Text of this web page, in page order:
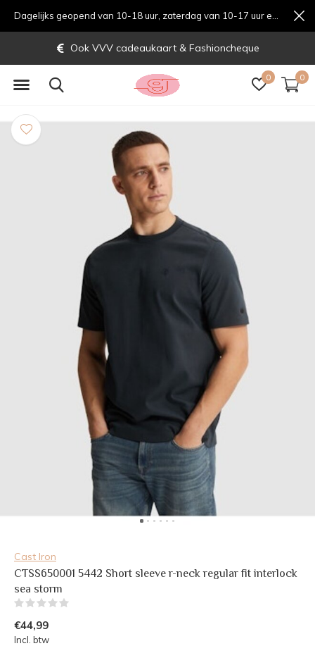
0 0
Ook VVV cadeaukaart & Fashioncheque
Cast Iron
CTSS650001 5442 Short sleeve r-neck regular fit interlock
sea storm
€44,99
Incl. btw